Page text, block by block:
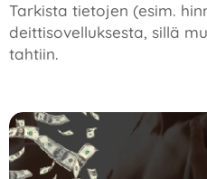
Tarkista tietojen (esim.
deittisovelluksesta, sillä
tahtiin.